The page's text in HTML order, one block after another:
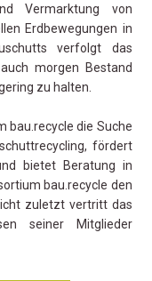
Vermarktung von
Erdbewegungen in
verfolgt das
morgen Bestand
zu halten.
bau.recycle die Suche
fördert
bietet Beratung in
bau.recycle den
zuletzt vertritt das
seiner Mitglieder